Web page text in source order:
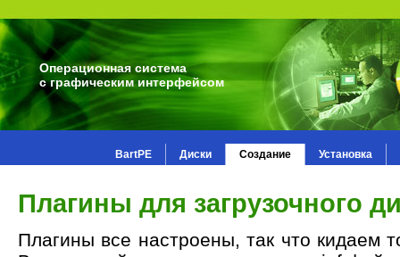
Операционная система
с графическим интерфейсом
BartPE Диски Создание Установка
Плагины для загрузочного
Плагины все настроены, так что кидаем